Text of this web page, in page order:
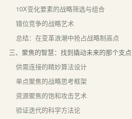
10X变化要素的战略筛选与组合
错位竞争的战略艺术
总结：在变革浪潮中抢占战略制高点
三、聚焦的智慧：找到撬动未来的那个支点
供需连接的精妙算法设计
单点聚焦的战略思考框架
资源聚焦的饱和攻击艺术
验证迭代的科学方法论